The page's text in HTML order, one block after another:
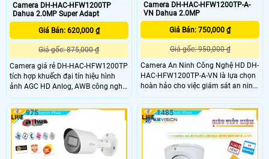
Camera DH-HAC-HFW1200TP
Dahua 2.0MP Super Adapt
Giá Bán: 620,000 ₫
Giá gốc: 875,000 ₫
Camera giá rẻ DH-HAC-HFW1200TP
tích hợp khuếch đại tín hiệu hình
ảnh AGC HD Anlog, AWB công nghệ
điều chỉnh màu sắc, CMOS mạnh
mẽ cho màu sắc sặc sỡ. Hồng
ngoại 30m giám sát ban đêm, hỗ
trợ AHD, CVI, TVI, BCS giúp tiết kiệm
chi phí. Độ phân giải 2.0 megapixel,
giá rẻ phù hợp chi phí
Camera DH-HAC-HFW1200TP-A-
VN Dahua 2.0MP
Giá Bán: 750,000 ₫
Giá gốc: 950,000 ₫
Camera An Ninh Công Nghệ HD DH-
HAC-HFW1200TP-A-VN là lựa chọn
hoàn hảo cho việc giám sát an ninh
ngoài trời. Với thiết kế bullet thân
kim loại chắc chắn, camera này
cung cấp hình ảnh trung thực với độ
phân giải 2.0 MP FULL HD 1080P.
Bạn có thể dễ dàng giám sát từ xa
thông qua điện thoại di động mọi
975 1485